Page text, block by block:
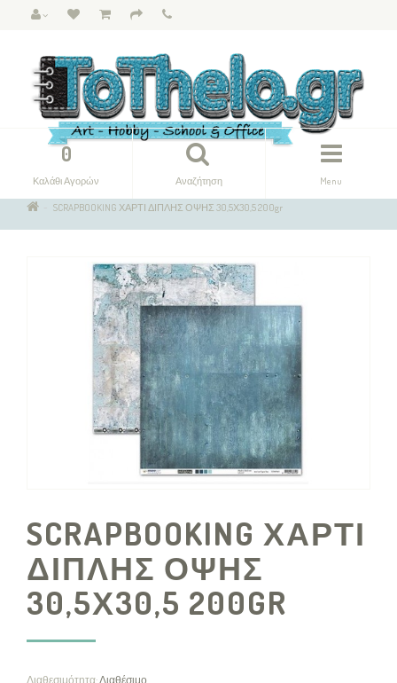
Menu
Αναζήτηση
0
Καλάθι Αγορών
SCRAPBOOKING ΧΑΡΤΙ ΔΙΠΛΗΣ ΟΨΗΣ 30,5Χ30,5 200gr
SCRAPBOOKING ΧΑΡΤΙ
ΔΙΠΛΗΣ ΟΨΗΣ
30,5Χ30,5 200GR
Διαθεσιμότητα:Διαθέσιμο